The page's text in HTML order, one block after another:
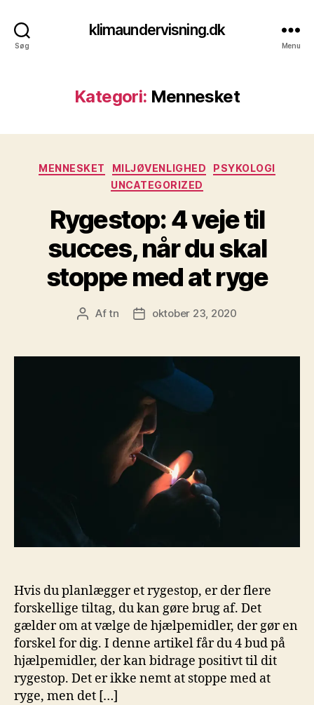
Søg
klimaundervisning.dk
Menu
Kategori: Mennesket
Kategorier
MENNESKET MILJØVENLIGHED
PSYKOLOGI
UNCATEGORIZED
Rygestop: 4 veje til
succes, når du skal
stoppe med at ryge
Indlægsforfatter
Aftn Indlægsdato
oktober 23, 2020
Hvis du planlægger et rygestop, er der flere
forskellige tiltag, du kan gøre brug af. Det
gælder om at vælge de hjælpemidler, der gør en
forskel for dig. I denne artikel får du 4 bud på
hjælpemidler, der kan bidrage positivt til dit
rygestop. Det er ikke nemt at stoppe med at
ryge, men det […]